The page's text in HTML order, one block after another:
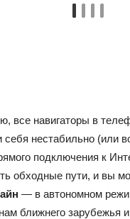
все навигаторы в
себя нестабильно (или
подключения к
обходные пути, и вы
— в автономном
ближнего зарубежья